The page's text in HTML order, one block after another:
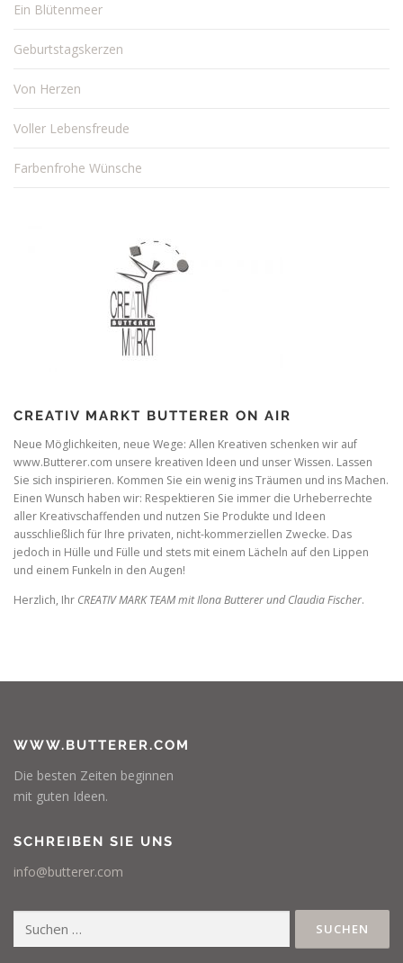
Ein Blütenmeer
Geburtstagskerzen
Von Herzen
Voller Lebensfreude
Farbenfrohe Wünsche
CREATIV MARKT BUTTERER ON AIR
Neue Möglichkeiten, neue Wege: Allen Kreativen schenken wir auf
www.Butterer.com unsere kreativen Ideen und unser Wissen. Lassen
Sie sich inspirieren. Kommen Sie ein wenig ins Träumen und ins Machen.
Einen Wunsch haben wir: Respektieren Sie immer die Urheberrechte
aller Kreativschaffenden und nutzen Sie Produkte und Ideen
ausschließlich für Ihre privaten, nicht-kommerziellen Zwecke. Das
jedoch in Hülle und Fülle und stets mit einem Lächeln auf den Lippen
und einem Funkeln in den Augen!
Herzlich, Ihr CREATIV MARK TEAM mit Ilona Butterer und Claudia Fischer.
WWW.BUTTERER.COM
Die besten Zeiten beginnen
mit guten Ideen.
SCHREIBEN SIE UNS
info@butterer.com